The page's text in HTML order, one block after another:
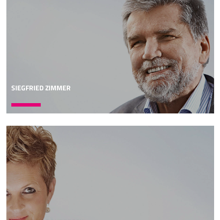
letzten Satz von Vers 5, "deshalb wanken alle Grundfesten
der Erde." Wow, also mehr geht ja eigentlich nicht. Man
kann ja diesen Satz nicht mehr steigern, es wanken ja
schon alle Grundfesten der Erde. Das heißt, es geht in
diesem Psalm um die Grundlagen der menschlichen
und es geht um eine Gefährdung schlimmster Art. Also
diese drei Gesichtspunkte signalisieren sehr deutlich:
Dieser Psalm ist ein besonderer, ja einzigartiger Psalm.
Jetzt gehen wir diesem Psalm mal Schritt für Schritt
entlang. Der erste Vers lautet: "Gott steht da in der
Vollversammlung der Götter, inmitten der Götter richtet
er." Dieser erste Vers ist die Exposition, die Einleitung zu
diesem Psalm. Diese Exposition ist sehr kurz gehalten, aber
sie entwirft doch eine sehr spezielle Szenerie. Im Grunde
genommen sind wir jetzt mitten dabei. Wir sind sozusagen
Augen- und Ohrenzeugen, was jetzt abläuft:
07:06
Gott ist inmitten der Vollversammlung der Götter. Ich muss
SIEGFRIED ZIMMER